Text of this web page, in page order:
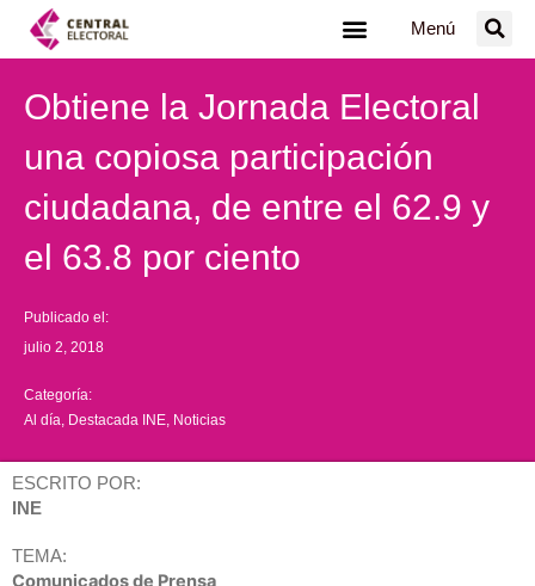
Menú
Obtiene la Jornada Electoral
una copiosa participación
ciudadana, de entre el 62.9 y
el 63.8 por ciento
Publicado el:
julio 2, 2018
Categoría:
Al día Destacada INE Noticias
ESCRITO POR:
INE
TEMA:
Comunicados de Prensa